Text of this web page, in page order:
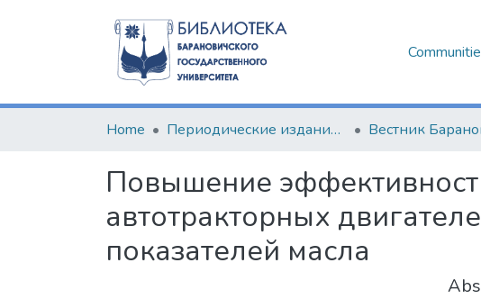
Home Периодические издания БарГУ
Повышение
автотракторных
показателей масла